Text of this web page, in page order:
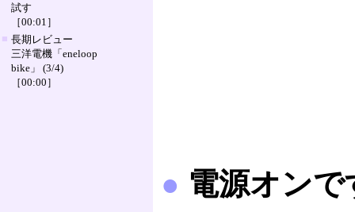
試す
［00:01］
■ 長期レビュー
三洋電機「eneloop
bike」 (3/4)
［00:00］
● 電源オン